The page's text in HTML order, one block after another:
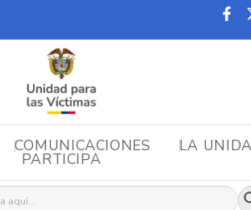
COMUNICACIONES LA
PARTICIPA